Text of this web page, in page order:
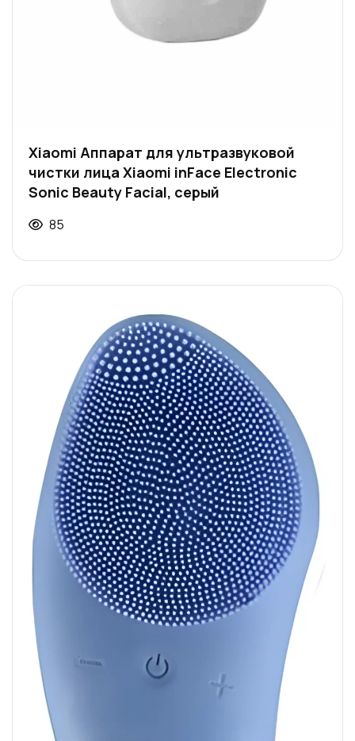
Xiaomi Аппарат для ультразвуковой
чистки лица Xiaomi inFace Electronic
Sonic Beauty Facial, серый
85